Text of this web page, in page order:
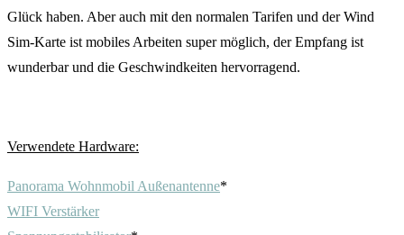
Glück haben. Aber auch mit den normalen Tarifen und der Wind
Sim-Karte ist mobiles Arbeiten super möglich, der Empfang ist
wunderbar und die Geschwindkeiten hervorragend.
Verwendete Hardware:
Panorama Wohnmobil Außenantenne*
WIFI Verstärker